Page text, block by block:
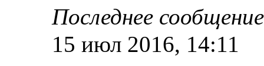
Последнее
15 июл 2016, 14:11